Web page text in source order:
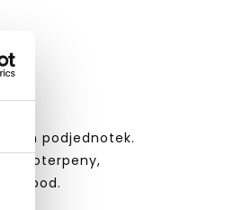
podjednotek.
monoterpeny,
a pod.